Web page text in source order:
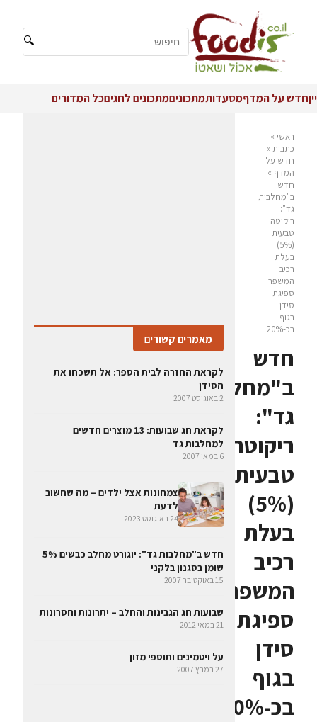
🔍
ייןחדש על המדףמסעדותמתכוניםמתכונים לחגיםכל המדורים
ראשי »
כתבות »
חדש על
המדף »
חדש
ב"מחלבות
גד":
ריקוטה
טבעית
(5%)
בעלת
רכיב
המשפר
ספיגת
סידן
בגוף
בכ-20%
חדש
ב"מחלבות
גד":
ריקוטה
טבעית
(5%)
בעלת
רכיב
המשפר
ספיגת
סידן
בגוף
בכ-20%
מאמרים קשורים
לקראת החזרה לבית הספר: אל תשכחו את
הסידן
2 באוגוסט 2007
לקראת חג שבועות: 13 מוצרים חדשים
למחלבות גד
6 במאי 2007
צמחונות אצל ילדים – מה שחשוב
לדעת
24 באוגוסט 2023
חדש ב"מחלבות גד": יוגורט מחלב כבשים 5%
שומן בסגנון בלקני
15 באוקטובר 2007
שבועות חג הגבינות והחלב – יתרונות וחסרונות
21 במאי 2012
על ויטמינים ותוספי מזון
27 במרץ 2007